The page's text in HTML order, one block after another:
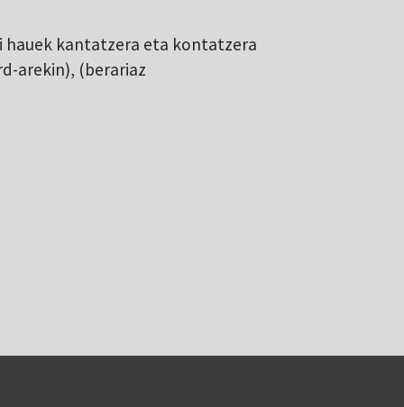
hauek kantatzera eta kontatzera
arekin), (berariaz